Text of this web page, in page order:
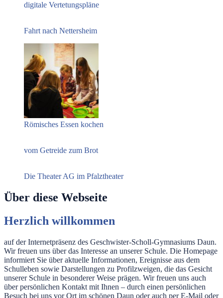
digitale Vertetungspläne
Fahrt nach Nettersheim
Römisches Essen kochen
vom Getreide zum Brot
Die Theater AG im Pfalztheater
Über diese Webseite
Herzlich willkommen
auf der Internetpräsenz des Geschwister-Scholl-Gymnasiums Daun.
Wir freuen uns über das Interesse an unserer Schule. Die Homepage
informiert Sie über aktuelle Informationen, Ereignisse aus dem
Schulleben sowie Darstellungen zu Profilzweigen, die das Gesicht
unserer Schule in besonderer Weise prägen. Wir freuen uns auch
über persönlichen Kontakt mit Ihnen – durch einen persönlichen
Besuch bei uns vor Ort im schönen Daun oder auch per E-Mail oder